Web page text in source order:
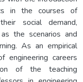
in the courses of
social demand,
the scenarios and
As an empirical
engineering careers
of the teaching